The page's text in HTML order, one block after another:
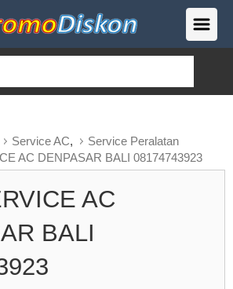
Service AC,
Service Peralatan
AC DENPASAR BALI 08174743923
AC
BALI